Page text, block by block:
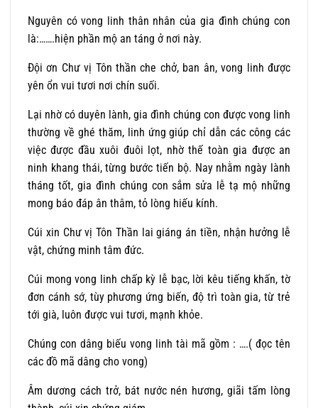
Nguyên có vong linh thân nhân của gia đình chúng con
là:…….hiện phần mộ an táng ở nơi này.
Đội ơn Chư vị Tôn thần che chở, ban ân, vong linh được
yên ổn vui tươi nơi chín suối.
Lại nhờ có duyên lành, gia đình chúng con được vong linh
thường về ghé thăm, linh ứng giúp chỉ dẫn các công các
việc được đầu xuôi đuôi lọt, nhờ thế toàn gia được an
ninh khang thái, từng bước tiến bộ. Nay nhằm ngày lành
tháng tốt, gia đình chúng con sắm sửa lễ tạ mộ những
mong báo đáp ân thâm, tỏ lòng hiếu kính.
Cúi xin Chư vị Tôn Thần lai giáng án tiền, nhận hưởng lễ
vật, chứng minh tâm đức.
Cúi mong vong linh chấp kỳ lễ bạc, lời kêu tiếng khấn, tờ
đơn cánh sớ, tùy phương ứng biến, độ trì toàn gia, từ trẻ
tới già, luôn được vui tươi, mạnh khỏe.
Chúng con dâng biếu vong linh tài mã gồm : ….( đọc tên
các đồ mã dâng cho vong)
Âm dương cách trở, bát nước nén hương, giãi tấm lòng